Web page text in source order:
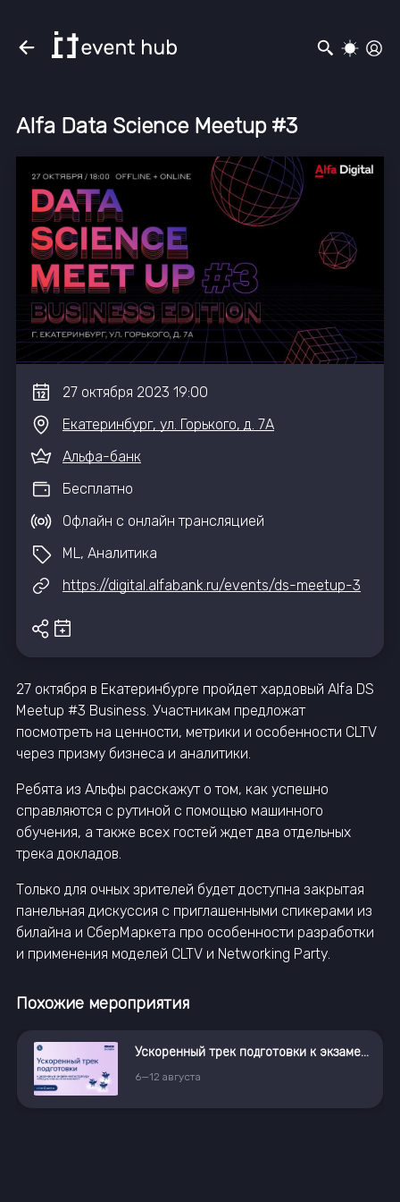
Alfa Data Science Meetup #3
27 октября 2023 19:00
Екатеринбург, ул. Горького, д. 7А
Альфа-банк
Бесплатно
Офлайн с онлайн трансляцией
ML, Аналитика
https://digital.alfabank.ru/events/ds-meetup-3
27 октября в Екатеринбурге пройдет хардовый Alfa DS
Meetup #3 Business. Участникам предложат
посмотреть на ценности, метрики и особенности CLTV
через призму бизнеса и аналитики.
Ребята из Альфы расскажут о том, как успешно
справляются с рутиной с помощью машинного
обучения, а также всех гостей ждет два отдельных
трека докладов.
Только для очных зрителей будет доступна закрытая
панельная дискуссия с приглашенными спикерами из
билайна и СберМаркета про особенности разработки
и применения моделей CLTV и Networking Party.
Похожие мероприятия
Ускоренный трек подготовки к экзамену в магистратуру «Искусственный интеллект» Конференция IT